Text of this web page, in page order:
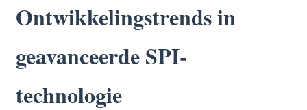
Ontwikkelingstrends in
geavanceerde SPI-
technologie